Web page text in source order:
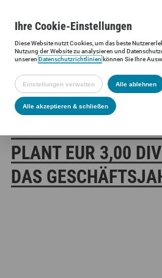
Siltronic AG Investoren
SILTRONIC AG PASST
PLANT EUR 3,00
DAS
IhreCookie-Einstellungen
DieseWebsitenutzt Cookies, um das beste
Nutzung derWebsitezu analysieren und
unserenDatenschutzrichtlinienkönnen Sie Ihre
Einstellungen verwalten Alle ablehnen
Alle akzeptieren & schließen